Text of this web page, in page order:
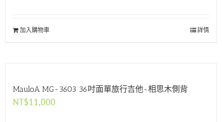
加入購物車 詳情
MauloA MG-3603 36吋面單旅行吉他-相思木側背
NT$11,000